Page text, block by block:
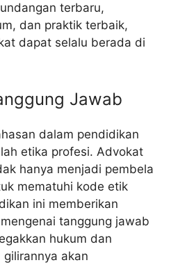
terbaru,
dan praktik terbaik,
dapat selalu berada di
Jawab
dalam pendidikan
etika profesi. Advokat
hanya menjadi pembela
mematuhi kode etik
ini memberikan
tanggung jawab
hukum dan
akan